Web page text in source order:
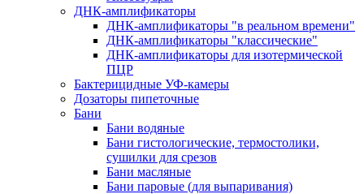
ДНК-амплификаторы
ДНК-амплификаторы "в реальном времени"
ДНК-амплификаторы "классические"
ДНК-амплификаторы для изотермической
ПЦР
Бактерицидные УФ-камеры
Дозаторы пипеточные
Бани
Бани водяные
Бани гистологические, термостолики,
сушилки для срезов
Бани масляные
Бани паровые (для выпаривания)